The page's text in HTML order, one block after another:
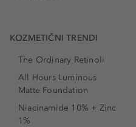
KOZMETIČNI TRENDI
The Ordinary Retinoli
All Hours Luminous
Matte Foundation
Niacinamide 10% + Zinc
1%